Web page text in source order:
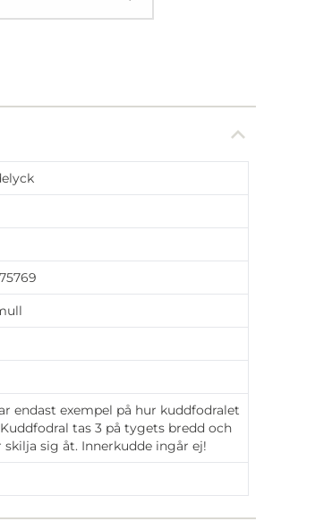
endast exempel på hur kuddfodralet
tas 3 på tygets bredd och
skilja sig åt. Innerkudde ingår ej!